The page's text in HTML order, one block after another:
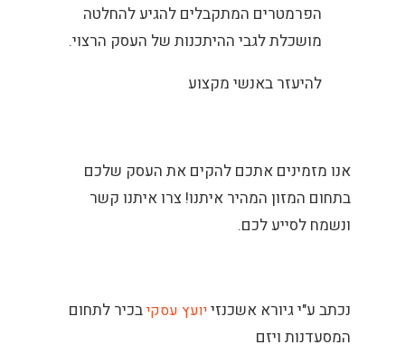
הפרמטרים המתקבלים להגיע להחלטה
מושכלת לגבי ההיתכנות של העסק הרצוי.
להיעזר באנשי מקצוע
אנו מזמינים אתכם להקים את העסק שלכם
בתחום המזון המהיר איתנו! צרו איתנו קשר
ונשמח לסייע לכם.
נכתב ע"י גיורא אשכנזייועץ עסקיבכיר לתחום
המסעדנות ויזם